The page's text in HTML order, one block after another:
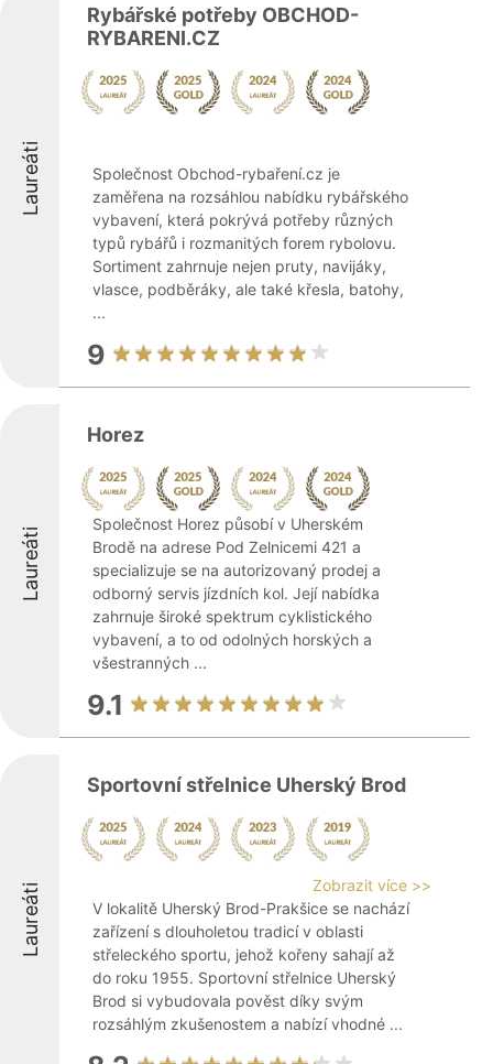
Laureáti
Rybářské potřeby OBCHOD-
RYBARENI.CZ
Společnost Obchod-rybaření.cz je
zaměřena na rozsáhlou nabídku rybářského
vybavení, která pokrývá potřeby různých
typů rybářů i rozmanitých forem rybolovu.
Sortiment zahrnuje nejen pruty, navijáky,
vlasce, podběráky, ale také křesla, batohy,
...
9
Laureáti
Horez
Společnost Horez působí v Uherském
Brodě na adrese Pod Zelnicemi 421 a
specializuje se na autorizovaný prodej a
odborný servis jízdních kol. Její nabídka
zahrnuje široké spektrum cyklistického
vybavení, a to od odolných horských a
všestranných ...
9.1
Laureáti
Sportovní střelnice Uherský Brod
Zobrazit více >>
V lokalitě Uherský Brod-Prakšice se nachází
zařízení s dlouholetou tradicí v oblasti
střeleckého sportu, jehož kořeny sahají až
do roku 1955. Sportovní střelnice Uherský
Brod si vybudovala pověst díky svým
rozsáhlým zkušenostem a nabízí vhodné ...